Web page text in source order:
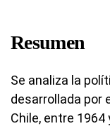
Resumen
Se analiza la
desarrollada por
Chile, entre